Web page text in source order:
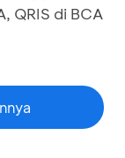
QRIS di BCA